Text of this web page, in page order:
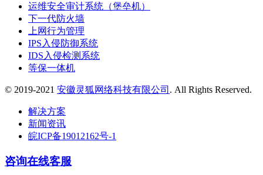
运维安全审计系统（堡垒机）
下一代防火墙
上网行为管理
IPS入侵防御系统
IDS入侵检测系统
等保一体机
© 2019-2021 安徽灵狐网络科技有限公司 . All Rights Reserved.
解决方案
新闻资讯
皖ICP备19012162号-1
咨询在线客服